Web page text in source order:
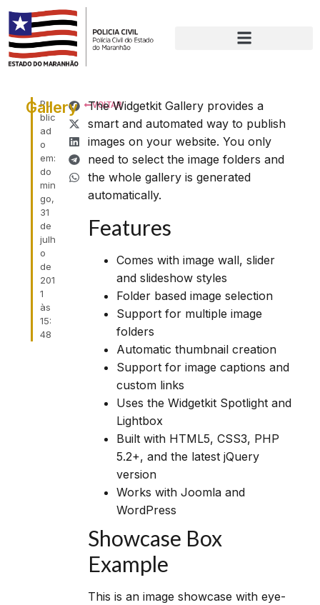
Pu
blic
ad
o
em:
do
min
go,
31
de
julh
o
de
201
1
às
15:
48
Gallery VOLTAR
The Widgetkit Gallery provides a
smart and automated way to publish
images on your website. You only
need to select the image folders and
the whole gallery is generated
automatically.
Features
Comes with image wall, slider
and slideshow styles
Folder based image selection
Support for multiple image
folders
Automatic thumbnail creation
Support for image captions and
custom links
Uses the Widgetkit Spotlight and
Lightbox
Built with HTML5, CSS3, PHP
5.2+, and the latest jQuery
version
Works with Joomla and
WordPress
Showcase Box
Example
This is an image showcase with eye-